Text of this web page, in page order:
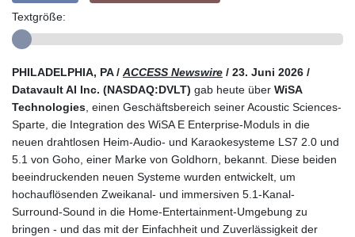
Textgröße:
PHILADELPHIA, PA / ACCESS Newswire / 23. Juni 2026 /
Datavault AI Inc. (NASDAQ:DVLT) gab heute über WiSA
Technologies, einen Geschäftsbereich seiner Acoustic Sciences-
Sparte, die Integration des WiSA E Enterprise-Moduls in die
neuen drahtlosen Heim-Audio- und Karaokesysteme LS7 2.0 und
5.1 von Goho, einer Marke von Goldhorn, bekannt. Diese beiden
beeindruckenden neuen Systeme wurden entwickelt, um
hochauflösenden Zweikanal- und immersiven 5.1-Kanal-
Surround-Sound in die Home-Entertainment-Umgebung zu
bringen - und das mit der Einfachheit und Zuverlässigkeit der